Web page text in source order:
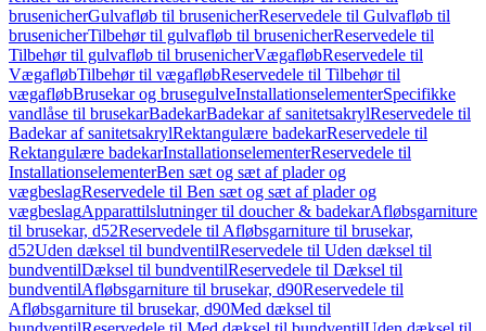
brusenicherGulvafløb til brusenicherReservedele til Gulvafløb til
brusenicherTilbehør til gulvafløb til brusenicherReservedele til
Tilbehør til gulvafløb til brusenicherVægafløbReservedele til
VægafløbTilbehør til vægafløbReservedele til Tilbehør til
vægafløbBrusekar og brusegulveInstallationselementerSpecifikke
vandlåse til brusekarBadekarBadekar af sanitetsakrylReservedele til
Badekar af sanitetsakrylRektangulære badekarReservedele til
Rektangulære badekarInstallationselementerReservedele til
InstallationselementerBen sæt og sæt af plader og
vægbeslagReservedele til Ben sæt og sæt af plader og
vægbeslagApparattilslutninger til doucher & badekarAfløbsgarniture
til brusekar, d52Reservedele til Afløbsgarniture til brusekar,
d52Uden dæksel til bundventilReservedele til Uden dæksel til
bundventilDæksel til bundventilReservedele til Dæksel til
bundventilAfløbsgarniture til brusekar, d90Reservedele til
Afløbsgarniture til brusekar, d90Med dæksel til